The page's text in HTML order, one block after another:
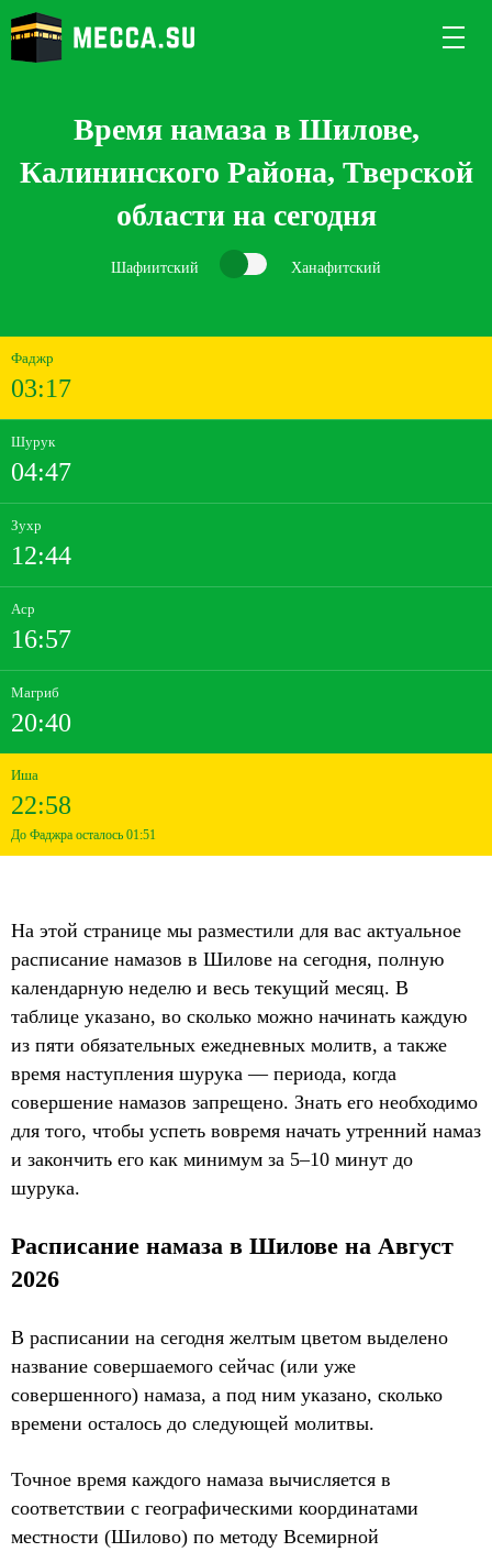
Время намаза в Шилове,
Калининского Района, Тверской
области на сегодня
Шафиитский Ханафитский
Фаджр
03:17
Шурук
04:47
Зухр
12:44
Аср
16:57
Магриб
20:40
Иша
22:58
До Фаджра осталось 01:51
На этой странице мы разместили для вас актуальное
расписание намазов в Шилове на сегодня, полную
календарную неделю и весь текущий месяц. В
таблице указано, во сколько можно начинать каждую
из пяти обязательных ежедневных молитв, а также
время наступления шурука — периода, когда
совершение намазов запрещено. Знать его необходимо
для того, чтобы успеть вовремя начать утренний намаз
и закончить его как минимум за 5–10 минут до
шурука.
Расписание намаза в Шилове на Август
2026
В расписании на сегодня желтым цветом выделено
название совершаемого сейчас (или уже
совершенного) намаза, а под ним указано, сколько
времени осталось до следующей молитвы.
Точное время каждого намаза вычисляется в
соответствии с географическими координатами
местности (Шилово) по методу Всемирной